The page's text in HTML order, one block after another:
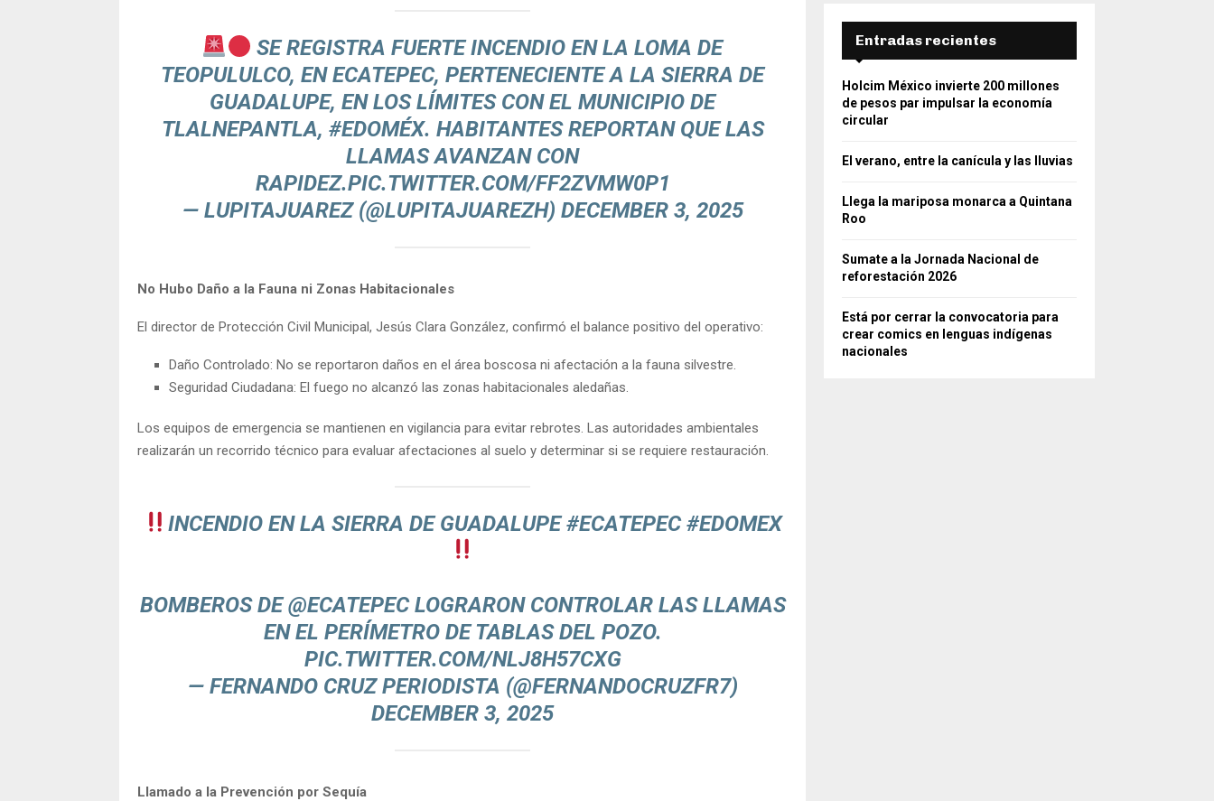
SE REGISTRA FUERTE INCENDIO EN LA LOMA DE
TEOPULULCO, EN ECATEPEC, PERTENECIENTE A LA SIERRA DE
GUADALUPE, EN LOS LÍMITES CON EL MUNICIPIO DE
TLALNEPANTLA, #EDOMÉX. HABITANTES REPORTAN QUE LAS
LLAMAS AVANZAN CON
RAPIDEZ.PIC.TWITTER.COM/FF2ZVMW0P1
— LUPITAJUAREZ (@LUPITAJUAREZH) DECEMBER 3, 2025
No Hubo Daño a la Fauna ni Zonas Habitacionales
El director de Protección Civil Municipal, Jesús Clara González, confirmó el balance positivo del operativo:
Daño Controlado: No se reportaron daños en el área boscosa ni afectación a la fauna silvestre.
Seguridad Ciudadana: El fuego no alcanzó las zonas habitacionales aledañas.
Los equipos de emergencia se mantienen en vigilancia para evitar rebrotes. Las autoridades ambientales
realizarán un recorrido técnico para evaluar afectaciones al suelo y determinar si se requiere restauración.
INCENDIO EN LA SIERRA DE GUADALUPE#ECATEPEC #EDOMEX
BOMBEROS DE@ECATEPECLOGRARON CONTROLAR LAS LLAMAS
EN EL PERÍMETRO DE TABLAS DEL POZO.
PIC.TWITTER.COM/NLJ8H57CXG
— FERNANDO CRUZ PERIODISTA (@FERNANDOCRUZFR7)
DECEMBER 3, 2025
Llamado a la Prevención por Sequía
Entradas recientes
Holcim México invierte 200 millones
de pesos par impulsar la economía
circular
El verano, entre la canícula y las lluvias
Llega la mariposa monarca a Quintana
Roo
Sumate a la Jornada Nacional de
reforestación 2026
Está por cerrar la convocatoria para
crear comics en lenguas indígenas
nacionales